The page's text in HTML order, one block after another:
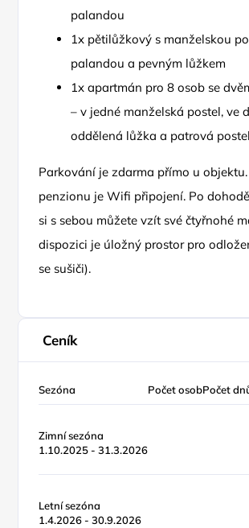
palandou
1x pětilůžkový s manželskou
palandou a pevným lůžkem
1x apartmán pro 8 osob se
– v jedné manželská postel, ve
oddělená lůžka a patrová postel
Parkování je zdarma přímo u objektu.
penzionu je Wifi připojení. Po
si s sebou můžete vzít své čtyřnohé
dispozici je úložný prostor pro
se sušiči).
Ceník
Sezóna Počet osobPočet
Zimní sezóna
1.10.2025 - 31.3.2026
Letní sezóna
1.4.2026 - 30.9.2026